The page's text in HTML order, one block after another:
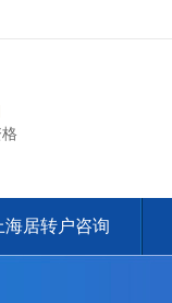
海居转户咨询